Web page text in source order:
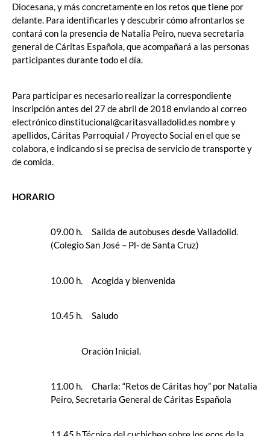
Diocesana, y más concretamente en los retos que tiene por
delante. Para identificarles y descubrir cómo afrontarlos se
contará con la presencia de Natalia Peiro, nueva secretaria
general de Cáritas Española, que acompañará a las personas
participantes durante todo el día.
Para participar es necesario realizar la correspondiente
inscripción antes del 27 de abril de 2018 enviando al correo
electrónico dinstitucional@caritasvalladolid.es nombre y
apellidos, Cáritas Parroquial / Proyecto Social en el que se
colabora, e indicando si se precisa de servicio de transporte y
de comida.
HORARIO
09.00 h. Salida de autobuses desde Valladolid.
(Colegio San José – Pl- de Santa Cruz)
10.00 h. Acogida y bienvenida
10.45 h. Saludo
Oración Inicial.
11.00 h. Charla: “Retos de Cáritas hoy” por Natalia
Peiro, Secretaria General de Cáritas Española